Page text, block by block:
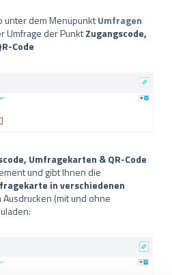
unter dem MenüpunktUmfragen
Umfrage der PunktZugangscode,
Code
Umfragekarten & QR-Code
und gibt Ihnen die
in verschiedenen
Ausdrucken (mit und ohne